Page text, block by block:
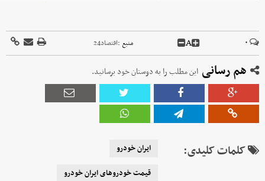
۰ A منبع :اقتصاد24
هم رسانی این مطلب را به دوستان خود برسانید.
کلمات کلیدی:
ایران خودرو
قیمت خودرو‌های ایران خودرو